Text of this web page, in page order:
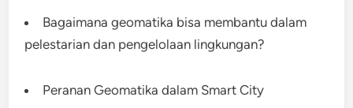
Bagaimana geomatika bisa membantu dalam
pelestarian dan pengelolaan lingkungan?
Peranan Geomatika dalam Smart City